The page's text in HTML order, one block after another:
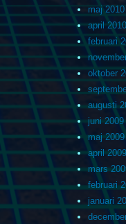
maj 2010
april 2010
februari
oktober
augusti
juni 2009
maj 2009
april 2009
mars
februari
januari